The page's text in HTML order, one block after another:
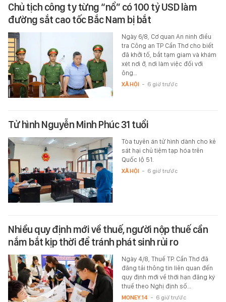
Chủ tịch công ty từng “nổ” có 100 tỷ USD làm
đường sắt cao tốc Bắc Nam bị bắt
Ngày 6/8, Cơ quan An ninh điều
tra Công an TP Cần Thơ cho biết
đã khởi tố, bắt tạm giam và khám
xét nơi ở, nơi làm việc đối với
ông…
XÃ HỘI - 6 giờ trước
Tử hình Nguyễn Minh Phúc 31 tuổi
Tòa tuyên án tử hình dành cho kẻ
sát hại chủ tiệm tạp hóa trên
Quốc lộ 51.
XÃ HỘI - 6 giờ trước
Nhiều quy định mới về thuế, người nộp thuế cần
nắm bắt kịp thời để tránh phát sinh rủi ro
Ngày 4/8, Thuế TP. Cần Thơ đã
đăng tải thông tin liên quan đến
quy định mới về thời hạn đăng ký
thuế theo Nghị định số…
MONEY.14 - 6 giờ trước